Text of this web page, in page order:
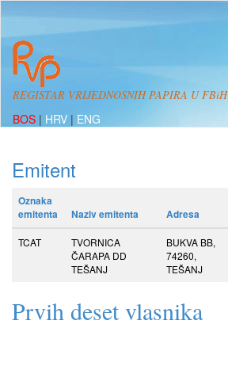
REGISTAR VRIJEDNOSNIH PAPIRA U FBiH
BOS | HRV | ENG
Emitent
Oznaka
emitenta
Naziv emitenta Adresa
TCAT
TVORNICA
ČARAPA DD
TEŠANJ
BUKVA BB,
74260,
TEŠANJ
Prvih deset vlasnika